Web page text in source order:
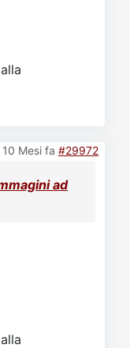
Mesi fa #29972
ad